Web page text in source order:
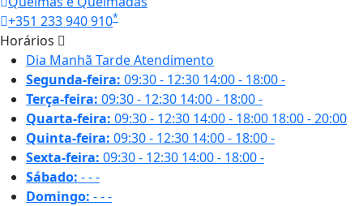
+351 233 940 910*
Horários
Dia Manhã TardeAtendimento
Segunda-feira: 09:30 - 12:30 14:00 - 18:00-
Terça-feira: 09:30 - 12:30 14:00 - 18:00-
Quarta-feira: 09:30 - 12:30 14:00 - 18:00 18:00 - 20:00
Quinta-feira: 09:30 - 12:30 14:00 - 18:00-
Sexta-feira: 09:30 - 12:30 14:00 - 18:00-
Sábado: ---
Domingo: ---